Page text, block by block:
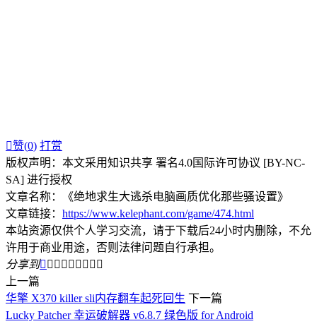
赞(0) 打赏
版权声明：本文采用知识共享 署名4.0国际许可协议 [BY-NC-
SA] 进行授权
文章名称：《绝地求生大逃杀电脑画质优化那些骚设置》
文章链接： https://www.kelephant.com/game/474.html
本站资源仅供个人学习交流，请于下载后24小时内删除，不允
许用于商业用途，否则法律问题自行承担。
分享到        
上一篇
华擎 X370 killer sli内存翻车起死回生 下一篇
Lucky Patcher 幸运破解器 v6.8.7 绿色版 for Android